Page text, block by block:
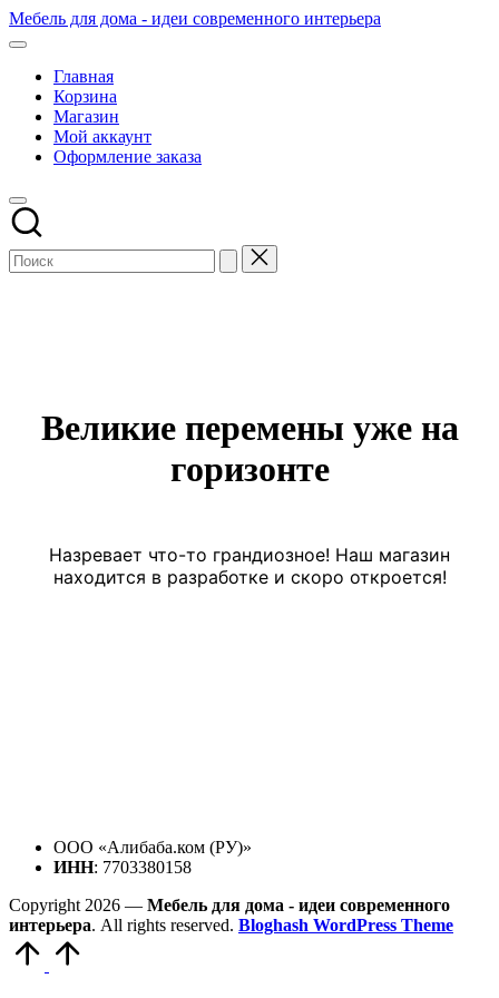
Перейти
к
Мебель для дома - идеи современного интерьера
Главная
Корзина
Магазин
Мой аккаунт
Оформление заказа
Великие перемены уже на
горизонте
Назревает что-то грандиозное! Наш магазин
находится в разработке и скоро откроется!
ООО «Алибаба.ком (РУ)»
ИНН: 7703380158
Copyright 2026 — Мебель для дома - идеи современного
интерьера. All rights reserved. Bloghash WordPress Theme